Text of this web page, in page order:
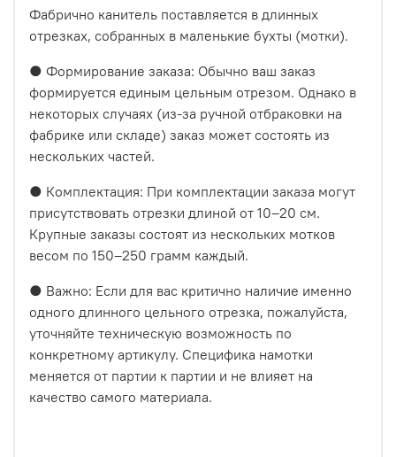
Фабрично канитель поставляется в длинных
отрезках, собранных в маленькие бухты (мотки).
● Формирование заказа: Обычно ваш заказ
формируется единым цельным отрезом. Однако в
некоторых случаях (из-за ручной отбраковки на
фабрике или складе) заказ может состоять из
нескольких частей.
● Комплектация: При комплектации заказа могут
присутствовать отрезки длиной от 10–20 см.
Крупные заказы состоят из нескольких мотков
весом по 150–250 грамм каждый.
● Важно: Если для вас критично наличие именно
одного длинного цельного отрезка, пожалуйста,
уточняйте техническую возможность по
конкретному артикулу. Специфика намотки
меняется от партии к партии и не влияет на
качество самого материала.